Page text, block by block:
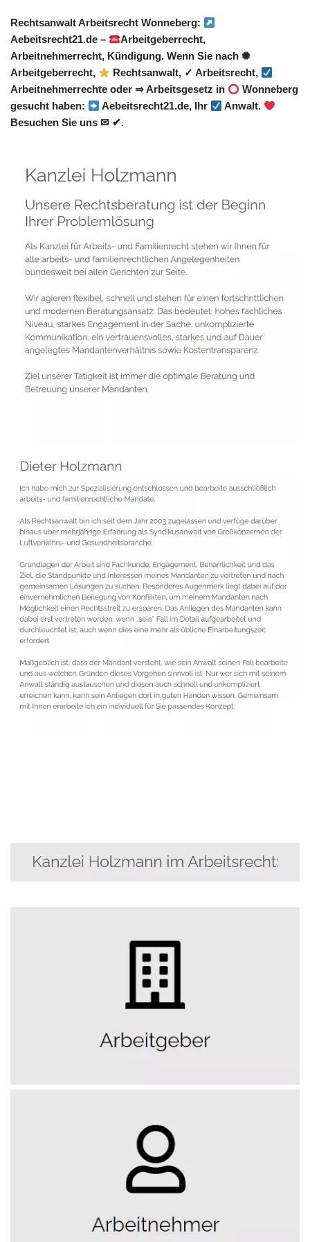
Rechtsanwalt Arbeitsrecht Wonneberg:
Aebeitsrecht21.de –
Arbeitgeberrecht,
Arbeitnehmerrecht, Kündigung. Wenn Sie nach ✺
Arbeitgeberrecht,
Rechtsanwalt, ✓ Arbeitsrecht,
Arbeitnehmerrechte oder ⇒ Arbeitsgesetz in
Wonneberg
gesucht haben:
Aebeitsrecht21.de, Ihr
Anwalt.
Besuchen Sie uns ✉ ✔.